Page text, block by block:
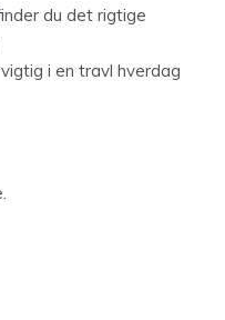
du det rigtige
i en travl hverdag